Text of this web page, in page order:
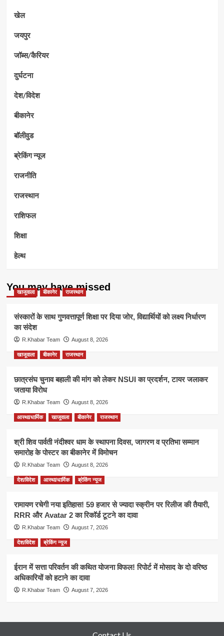
खेल
जयपुर
जॉब्स/कैरियर
दुर्घटना
देश/विदेश
बीकानेर
बॉलीवुड
ब्रेकिंग न्यूज
राजनीति
राजस्थान
राशिफल
शिक्षा
हेल्थ
You may have missed
खाजूवाला बीकानेर राजस्थान
संस्कारों के साथ गुणवत्तापूर्ण शिक्षा पर दिया जोर, विद्यार्थियों को लक्ष्य निर्धारण
का संदेश
R.Khabar Team August 8, 2026
खाजूवाला बीकानेर राजस्थान
छात्रसंघ चुनाव बहाली की मांग को लेकर NSUI का प्रदर्शन, टायर जलाकर
जताया विरोध
R.Khabar Team August 8, 2026
आस्था/धार्मिक खाजूवाला बीकानेर राजस्थान
श्री शिव पार्वती नंदीश्वर धाम के स्थापना दिवस, जागरण व प्रतिभा सम्मान
समारोह के पोस्टर का बीकानेर में विमोचन
R.Khabar Team August 8, 2026
देश/विदेश आस्था/धार्मिक ब्रेकिंग न्यूज
रामायण रचेगी नया इतिहास! 59 हजार से ज्यादा स्क्रीन पर रिलीज की तैयारी,
RRR और Avatar 2 का रिकॉर्ड टूटने का दावा
R.Khabar Team August 7, 2026
देश/विदेश ब्रेकिंग न्यूज
ईरान में सत्ता परिवर्तन की कथित योजना विफल! रिपोर्ट में मोसाद के दो वरिष्ठ
अधिकारियों को हटाने का दावा
R.Khabar Team August 7, 2026